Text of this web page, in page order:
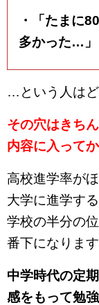
・「たまに
多かった…」
…という人はど
その穴はきち
内容に入って
高校進学率が
大学に進学す
学校の半分の
番下になります
中学時代の定
感をもって勉